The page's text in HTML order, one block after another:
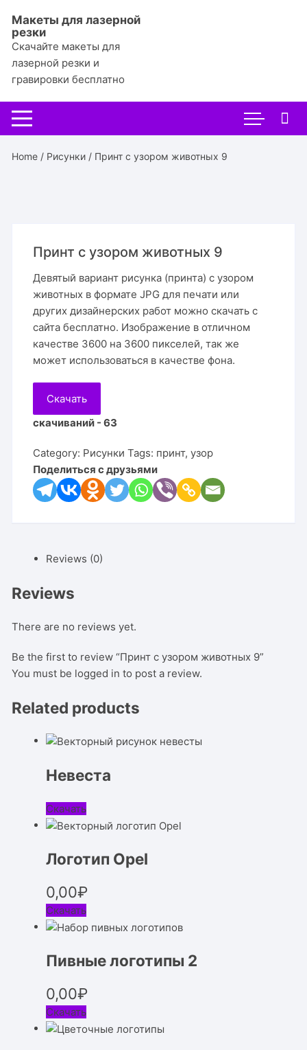
содержимому
Макеты для лазерной
резки
Скачайте макеты для
лазерной резки и
гравировки бесплатно
Home / Рисунки / Принт с узором животных 9
Принт с узором животных 9
Девятый вариант рисунка (принта) с узором
животных в формате JPG для печати или
других дизайнерских работ можно скачать с
сайта бесплатно. Изображение в отличном
качестве 3600 на 3600 пикселей, так же
может использоваться в качестве фона.
Скачать
скачиваний - 63
Category: Рисунки Tags: принт,узор
Поделиться с друзьями
Reviews (0)
Reviews
There are no reviews yet.
Be the first to review “Принт с узором животных 9”
You must be logged in to post a review.
Related products
Невеста
Скачать
Логотип Opel
0,00₽
Скачать
Пивные логотипы 2
0,00₽
Скачать